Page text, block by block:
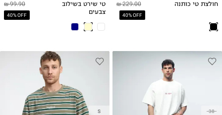
229.00 ₪
40% OFF
חולצת טי כותנה 99.90 ₪
40% OFF
טי שירט בשילוב
צבעים
38
S